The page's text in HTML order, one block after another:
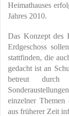
Heimathauses
Jahres 2010.
Das Konzept des
Erdgeschoss
stattfinden, die
gedacht ist an
betreut durch
einzelner
aus früherer Zeit